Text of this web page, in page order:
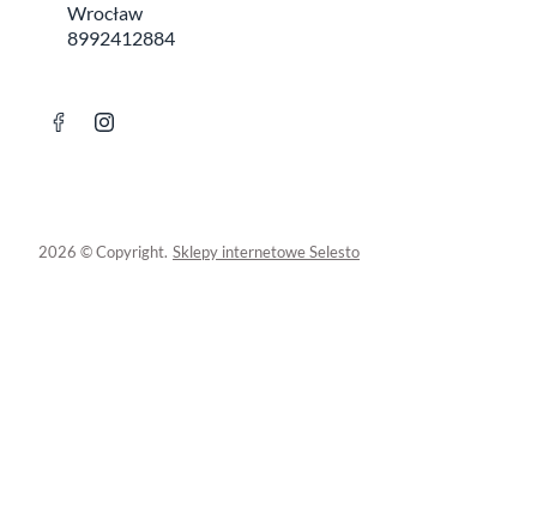
Wrocław
8992412884
2026 © Copyright. Sklepy internetowe Selesto